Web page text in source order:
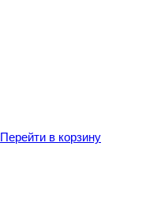
Перейти в корзину